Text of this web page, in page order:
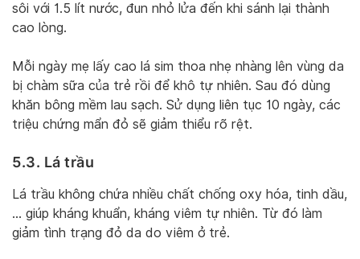
sôi với 1.5 lít nước, đun nhỏ lửa đến khi sánh lại thành
cao lòng.
Mỗi ngày mẹ lấy cao lá sim thoa nhẹ nhàng lên vùng da
bị chàm sữa của trẻ rồi để khô tự nhiên. Sau đó dùng
khăn bông mềm lau sạch. Sử dụng liên tục 10 ngày, các
triệu chứng mẩn đỏ sẽ giảm thiểu rõ rệt.
5.3. Lá trầu
Lá trầu không chứa nhiều chất chống oxy hóa, tinh dầu,
… giúp kháng khuẩn, kháng viêm tự nhiên. Từ đó làm
giảm tình trạng đỏ da do viêm ở trẻ.